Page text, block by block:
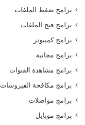
برامج ضغط الملفات
برامج فتح الملفات
برامج كمبيوتر
برامج مجانية
برامج مشاهدة القنوات
برامج مكافحة الفيروسات
برامج مواصلات
برامج موبايل